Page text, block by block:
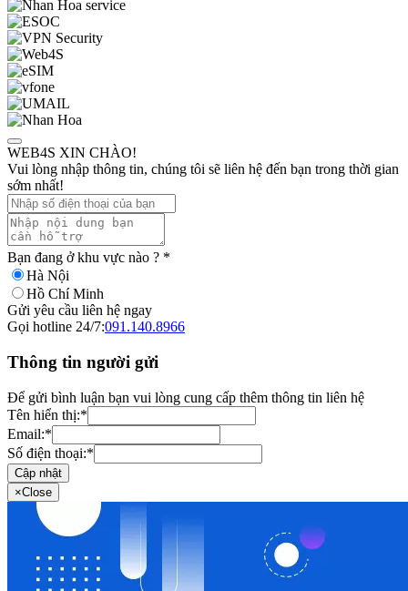
WEB4S XIN CHÀO!
Vui lòng nhập thông tin, chúng tôi sẽ liên hệ đến bạn trong thời gian
sớm nhất!
Bạn đang ở khu vực nào ? *
Hà Nội
Hồ Chí Minh
Gửi yêu cầu liên hệ ngay
Gọi hotline 24/7:091.140.8966
Thông tin người gửi
Để gửi bình luận bạn vui lòng cung cấp thêm thông tin liên hệ
Tên hiển thị:*
Email:*
Số điện thoại:*
Cập nhật
×Close